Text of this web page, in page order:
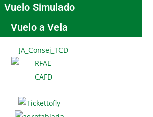
Vuelo Simulado
Vuelo a Vela